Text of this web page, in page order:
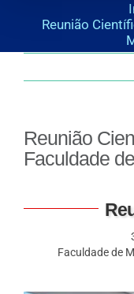
Reunião
Reunião
Faculdade
Faculdade de